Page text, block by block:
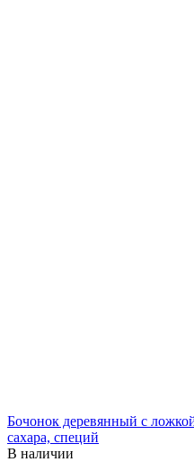
Бочонок деревянный с
сахара, специй
В наличии